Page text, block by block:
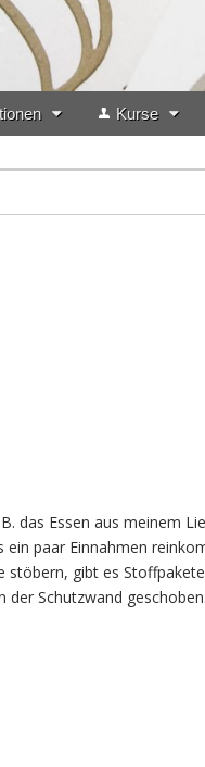
Kurse
das Essen aus meinem
paar Einnahmen
gibt es
der Schutzwand